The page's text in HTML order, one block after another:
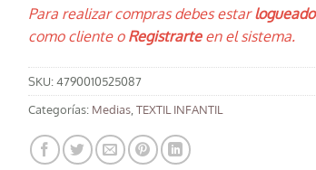
Para realizar compras debes estarlogueado
como cliente oRegistrarteen el sistema.
SKU:4790010525087
Categorías: Medias TEXTIL INFANTIL